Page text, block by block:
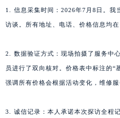
1. 信息采集时间：2026年7月8日。我
访谈。所有地址、电话、价格信息均
2. 数据验证方式：现场拍摄了服务中
员进行了双向核对。价格表中标注的“
强调所有价格会根据活动变化，维修
3. 诚信记录：本人承诺本次探访全程